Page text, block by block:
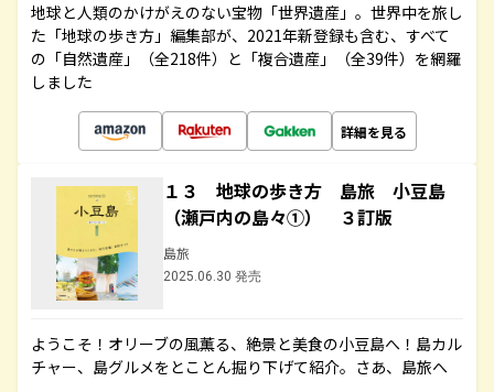
地球と人類のかけがえのない宝物「世界遺産」。世界中を旅し
た「地球の歩き方」編集部が、2021年新登録も含む、すべて
の「自然遺産」（全218件）と「複合遺産」（全39件）を網羅
しました
詳細を見る
１３ 地球の歩き方 島旅 小豆島
（瀬戸内の島々①） ３訂版
島旅
2025.06.30 発売
ようこそ！オリーブの風薫る、絶景と美食の小豆島へ！島カル
チャー、島グルメをとことん掘り下げて紹介。さあ、島旅へ